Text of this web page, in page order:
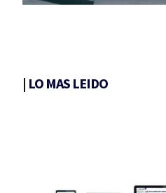
| LO MAS LEIDO